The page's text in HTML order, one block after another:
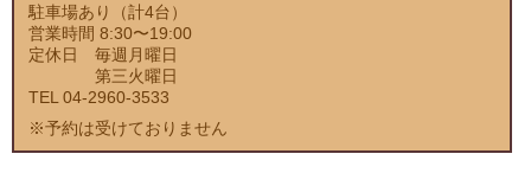
駐車場あり（計4台）
営業時間 8:30〜19:00
定休日 毎週月曜日
第三火曜日
TEL 04-2960-3533
※予約は受けておりません